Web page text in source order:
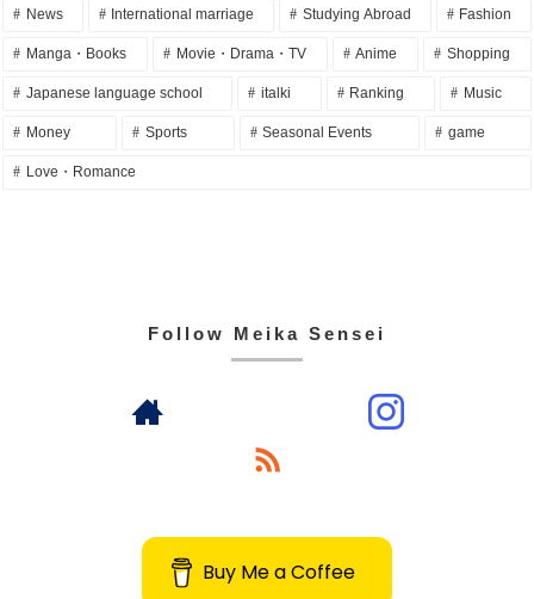
News International marriage Studying Abroad Fashion
Manga・Books Movie・Drama・TV Anime Shopping
Japanese language school italki Ranking Music
Money Sports Seasonal Events game
Love・Romance
Follow Meika Sensei
Buy Me a Coffee